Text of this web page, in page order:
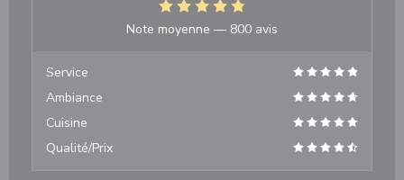
Note moyenne — 800 avis
Service
Ambiance
Cuisine
Qualité/Prix